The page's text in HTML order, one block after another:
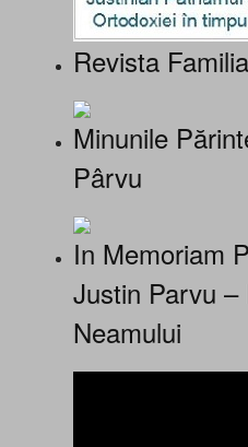
Revista
Minunile
Pârvu
In Memoriam
Justin Parvu –
Neamului